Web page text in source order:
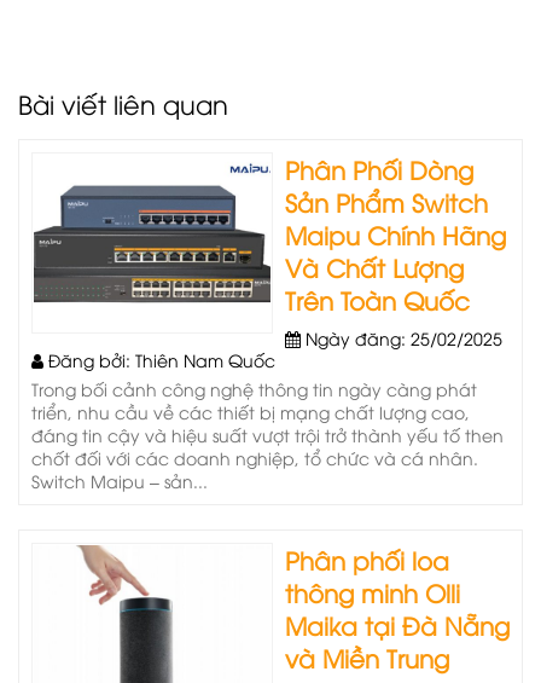
Bài viết liên quan
Phân Phối Dòng
Sản Phẩm Switch
Maipu Chính Hãng
Và Chất Lượng
Trên Toàn Quốc
Ngày đăng: 25/02/2025
Đăng bởi: Thiên Nam Quốc
Trong bối cảnh công nghệ thông tin ngày càng phát
triển, nhu cầu về các thiết bị mạng chất lượng cao,
đáng tin cậy và hiệu suất vượt trội trở thành yếu tố then
chốt đối với các doanh nghiệp, tổ chức và cá nhân.
Switch Maipu – sản...
Phân phối loa
thông minh Olli
Maika tại Đà Nẵng
và Miền Trung